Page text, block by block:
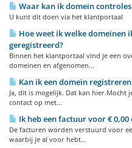
Waar kan ik domein
U kunt dit doen via het klantportaal
Hoe weet ik welke domeinen
geregistreerd?
Binnen het klantportaal vind je een
domeinen en afgenomen...
Kan ik een domein
Ja, dit is mogelijk. Dat kan hier.Mocht
contact op met...
Ik heb een factuur voor €
De facturen worden verstuurd voor
waarbij je al voor hebt...